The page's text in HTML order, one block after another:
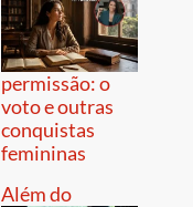
permissão: o
voto e outras
conquistas
femininas
Além do